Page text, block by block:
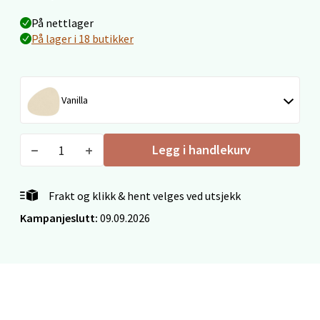
På nettlager
På lager i 18 butikker
Vanilla
Legg i handlekurv
Frakt og klikk & hent velges ved utsjekk
Kampanjeslutt: 09.09.2026
Åpent i dag 10-20
0 i butikk
Narvik - Thon Senter
Åpent i dag 10-20